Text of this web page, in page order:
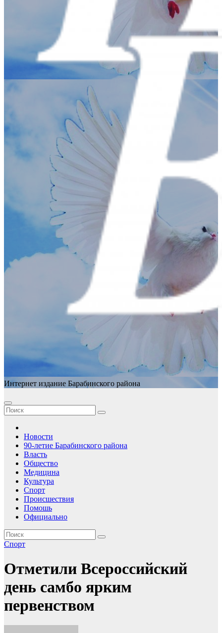
Интернет издание Барабинского района
Новости
90-летие Барабинского района
Власть
Общество
Медицина
Культура
Спорт
Происшествия
Помошь
Официально
Спорт
Отметили Всероссийский
день самбо ярким
первенством